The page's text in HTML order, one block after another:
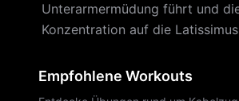
Unterarmermüdung führt und
Konzentration auf die
Empfohlene Workouts